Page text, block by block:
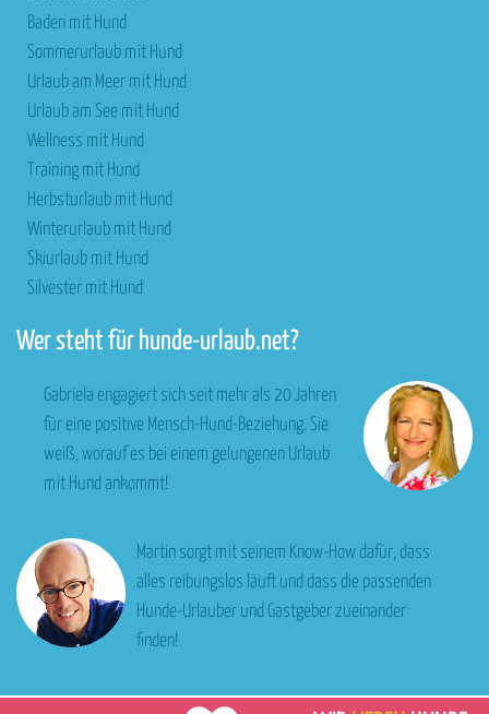
Baden mit Hund
Sommerurlaub mit Hund
Urlaub am Meer mit Hund
Urlaub am See mit Hund
Wellness mit Hund
Training mit Hund
Herbsturlaub mit Hund
Winterurlaub mit Hund
Skiurlaub mit Hund
Silvester mit Hund
Wer steht für hunde-urlaub.net?
Gabriela engagiert sich seit mehr als 20 Jahren
für eine positive Mensch-Hund-Beziehung. Sie
weiß, worauf es bei einem gelungenen Urlaub
mit Hund ankommt!
Martin sorgt mit seinem Know-How dafür, dass
alles reibungslos läuft und dass die passenden
Hunde-Urlauber und Gastgeber zueinander
finden!